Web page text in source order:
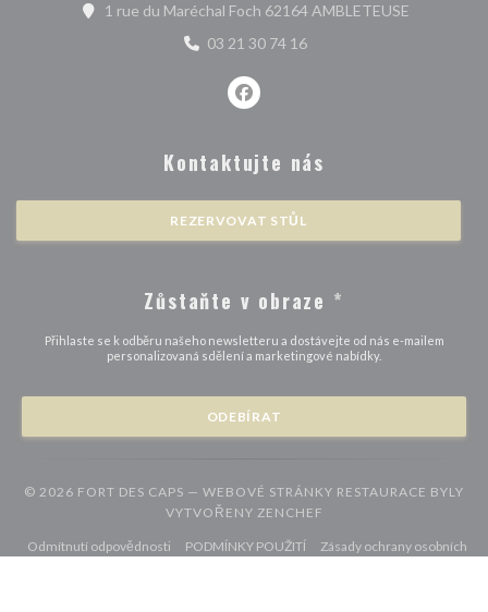
1 rue du Maréchal Foch 62164 AMBLETEUSE((otevře se
03 21 30 74 16
Facebook ((otevře se v novém
Kontaktujte nás
REZERVOVAT STŮL
Zůstaňte v obraze *
Přihlaste se k odběru našeho newsletteru a dostávejte od nás e-mailem
personalizovaná sdělení a marketingové nabídky.
ODEBÍRAT
© 2026 FORT DES CAPS — WEBOVÉ STRÁNKY RESTAURACE BYLY
VYTVOŘENY ZENCHEF
Odmítnutí odpovědnosti((otevře se v novém okně))
PODMÍNKY POUŽITÍ((otevře se v novém okně))
Zásady ochrany osobních